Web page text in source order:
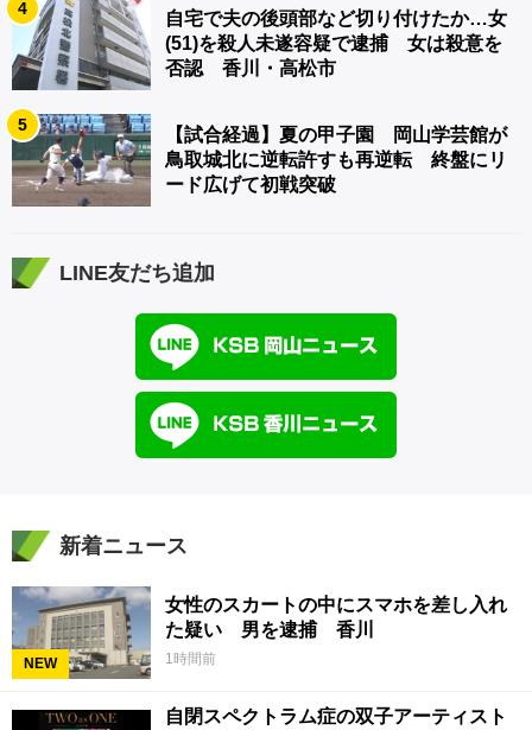
4
自宅で夫の後頭部など切り付けたか…女
(51)を殺人未遂容疑で逮捕 女は殺意を
否認 香川・高松市
5
【試合経過】夏の甲子園 岡山学芸館が
鳥取城北に逆転許すも再逆転 終盤にリ
ード広げて初戦突破
LINE友だち追加
新着ニュース
NEW
女性のスカートの中にスマホを差し入れ
た疑い 男を逮捕 香川
1時間前
自閉スペクトラム症の双子アーティスト